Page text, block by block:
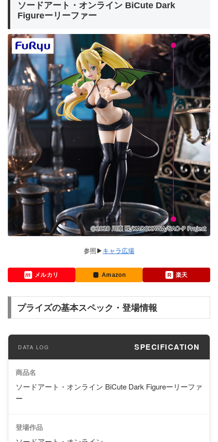
ソードアート・オンライン BiCute Dark
Figureーリーファー
キャラ広場
メルカリ Amazon 楽天
プライズの基本スペック・登場情報
SPECIFICATION
商品名
ソードアート・オンライン BiCute Dark Figureーリーファ
ー
登場作品